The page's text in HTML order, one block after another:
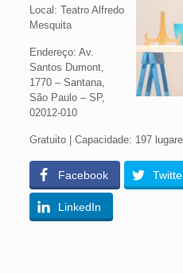
Local: Teatro Alfredo
Mesquita
Endereço: Av.
Santos Dumont,
1770 – Santana,
São Paulo – SP,
02012-010
Gratuito | Capacidade: 197
Facebook
LinkedIn